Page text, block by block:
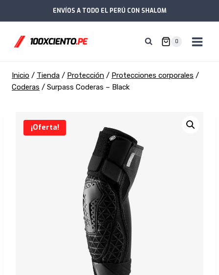
al
ENVÍOS A TODO EL PERÚ CON SHALOM
0
Inicio / Tienda / Protección / Protecciones corporales /
Coderas / Surpass Coderas – Black
¡Oferta!